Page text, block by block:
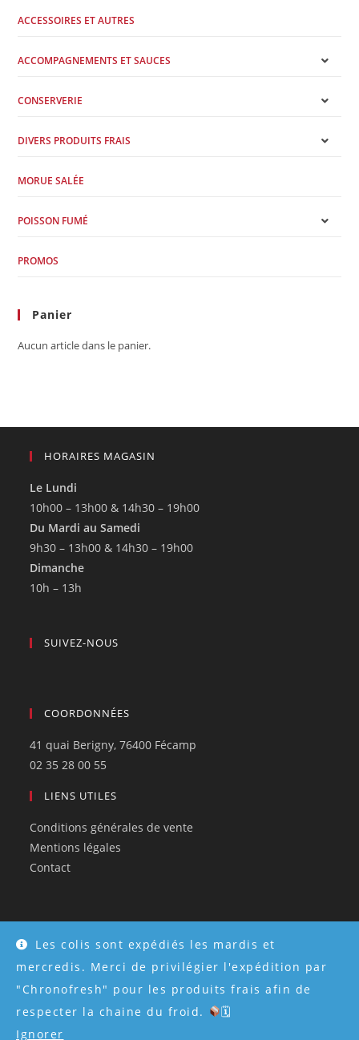
Les colis sont expédiés les mardis et
mercredis. Merci de privilégier l'expédition par
"Chronofresh" pour les produits frais afin de
respecter la chaine du froid.
🗓
Ignorer
ACCESSOIRES ET AUTRES
ACCOMPAGNEMENTS ET SAUCES
CONSERVERIE
DIVERS PRODUITS FRAIS
MORUE SALÉE
POISSON FUMÉ
PROMOS
Panier
Aucun article dans le panier.
HORAIRES MAGASIN
Le Lundi
10h00 – 13h00 & 14h30 – 19h00
Du Mardi au Samedi
9h30 – 13h00 & 14h30 – 19h00
Dimanche
10h – 13h
SUIVEZ-NOUS
COORDONNÉES
41 quai Berigny, 76400 Fécamp
02 35 28 00 55
LIENS UTILES
Conditions générales de vente
Mentions légales
Contact